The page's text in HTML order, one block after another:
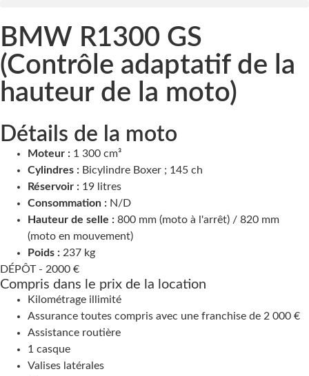
BMW R1300 GS
(Contrôle adaptatif de la
hauteur de la moto)
Détails de la moto
Moteur : 1 300 cm³
Cylindres : Bicylindre Boxer ; 145 ch
Réservoir : 19 litres
Consommation : N/D
Hauteur de selle : 800 mm (moto à l'arrêt) / 820 mm
(moto en mouvement)
Poids : 237 kg
DÉPÔT - 2000 €
Compris dans le prix de la location
Kilométrage illimité
Assurance toutes compris avec une franchise de 2 000 €
Assistance routière
1 casque
Valises latérales